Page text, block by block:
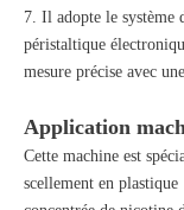
7. Il adopte le système
péristaltique
mesure précise avec
Application
Cette machine est
scellement en